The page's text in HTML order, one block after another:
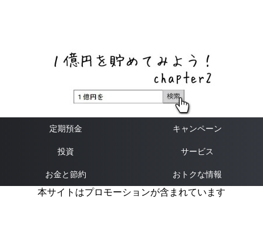
定期預金 キャンペーン
投資 サービス
お金と節約 おトクな情報
本サイトはプロモーションが含まれています